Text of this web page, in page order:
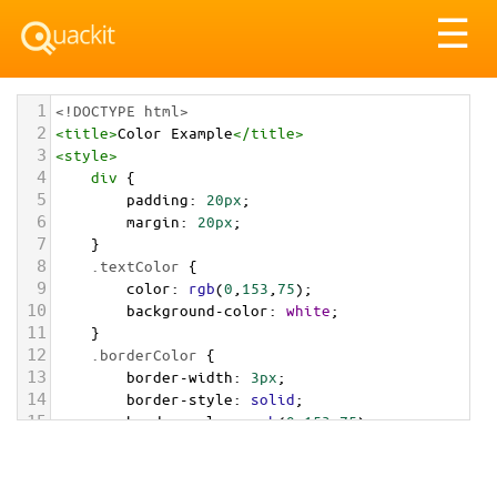
☰
1 <!DOCTYPE html>
2 <title>Color Example</title>
3 <style>
4 div {
5 padding: 20px;
6 margin: 20px;
7 }
8 .textColor {
9 color: rgb(0 153 75);
10 background-color: white;
11 }
12 .borderColor {
13 border-width: 3px;
14 border-style: solid;
15 border-color: rgb(0,153,75);